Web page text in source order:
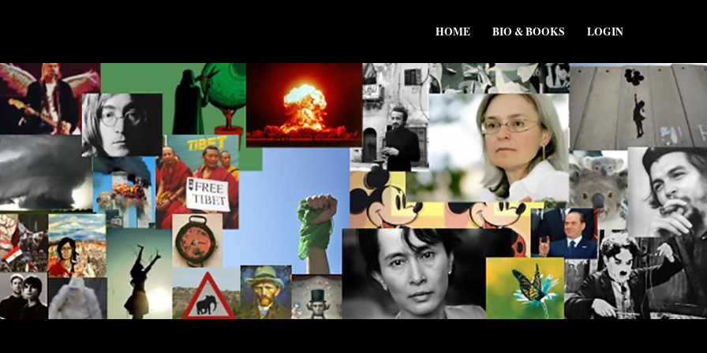
HOME BIO & BOOKS LOGIN